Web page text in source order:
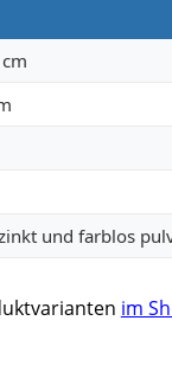
und farblos
im